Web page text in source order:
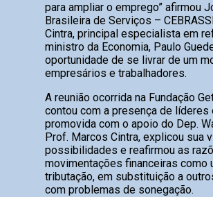
para ampliar o emprego” afirmou
Brasileira de Serviços –
Cintra, principal especialista em
ministro da Economia, Paulo
oportunidade de se livrar de um
empresários e trabalhadores.
A reunião ocorrida na Fundação
contou com a presença de líderes
promovida com o apoio do Dep.
Prof. Marcos Cintra, explicou sua
possibilidades e reafirmou as
movimentações financeiras como
tributação, em substituição a
com problemas de sonegação.